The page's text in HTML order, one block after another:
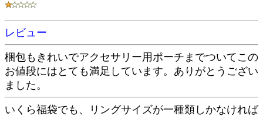
レビュー
梱包もきれいでアクセサリー用ポーチまでついてこの
お値段にはとても満足しています。ありがとうござい
ました。
いくら福袋でも、リングサイズが一種類しかなければ